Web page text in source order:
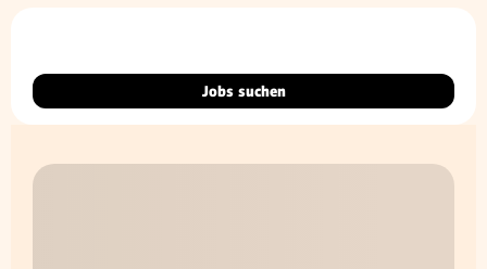
Jobs suchen